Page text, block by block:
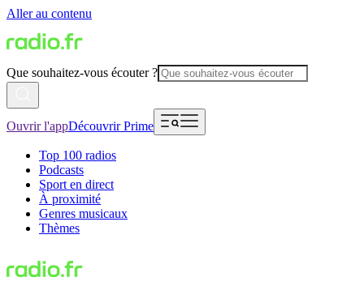
Aller au contenu
Que souhaitez-vous écouter ?
Ouvrir l'appDécouvrir Prime
Top 100 radios
Podcasts
Sport en direct
À proximité
Genres musicaux
Thèmes